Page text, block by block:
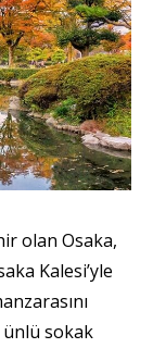
olan Osaka,
Kalesi’yle
ünlü sokak